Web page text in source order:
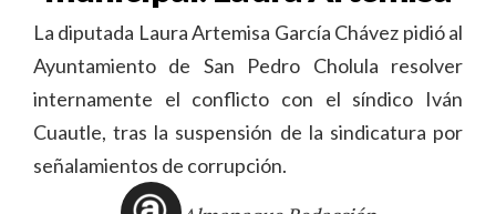
La diputada Laura Artemisa García Chávez pidió al
Ayuntamiento de San Pedro Cholula resolver
internamente el conflicto con el síndico Iván
Cuautle, tras la suspensión de la sindicatura por
señalamientos de corrupción.